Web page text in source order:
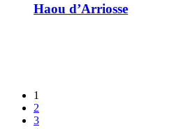
Haou d’Arriosse
1
2
3